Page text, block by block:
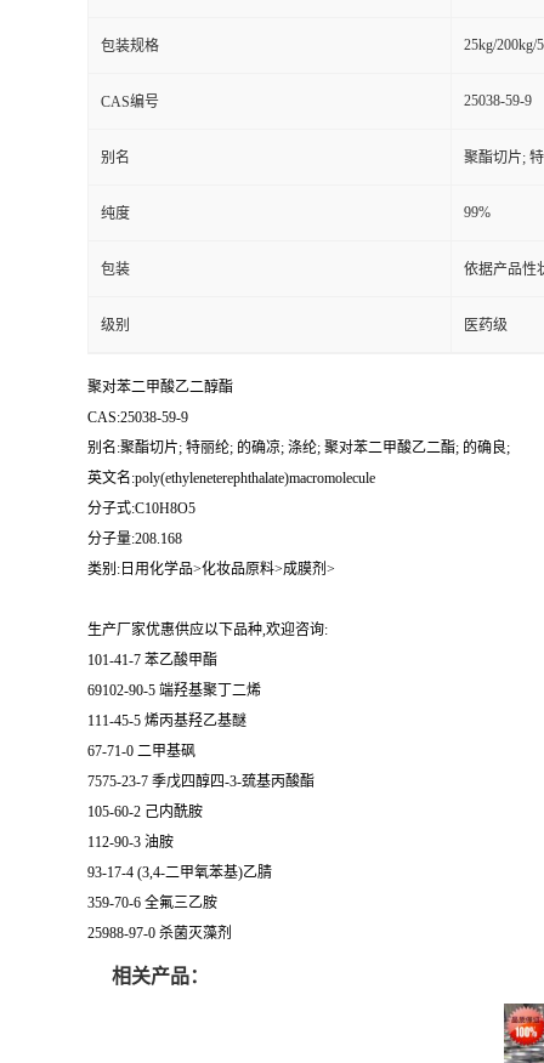
包装规格 25kg/200kg/
CAS编号 25038-59-9
别名 聚酯切片;
纯度 99%
包装 依据产品性
级别 医药级
聚对苯二甲酸乙二醇酯
CAS:25038-59-9
别名:聚酯切片; 特丽纶; 的确凉; 涤纶; 聚对苯二甲酸乙二酯; 的确良;
英文名:poly(ethyleneterephthalate)macromolecule
分子式:C10H8O5
分子量:208.168
类别:日用化学品>化妆品原料>成膜剂>
生产厂家优惠供应以下品种,欢迎咨询:
101-41-7 苯乙酸甲酯
69102-90-5 端羟基聚丁二烯
111-45-5 烯丙基羟乙基醚
67-71-0 二甲基砜
7575-23-7 季戊四醇四-3-巯基丙酸酯
105-60-2 己内酰胺
112-90-3 油胺
93-17-4 (3,4-二甲氧苯基)乙腈
359-70-6 全氟三乙胺
25988-97-0 杀菌灭藻剂
相关产品：